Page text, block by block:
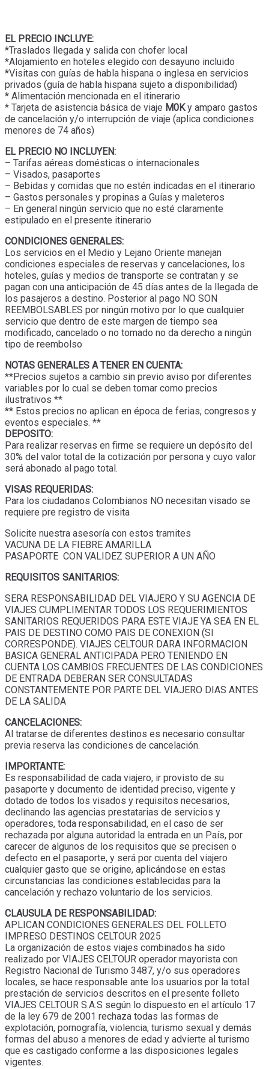
EL PRECIO INCLUYE:
*Traslados llegada y salida con chofer local
*Alojamiento en hoteles elegido con desayuno incluido
*Visitas con guías de habla hispana o inglesa en servicios
privados (guía de habla hispana sujeto a disponibilidad)
* Alimentación mencionada en el itinerario
* Tarjeta de asistencia básica de viaje M0Ky amparo gastos
de cancelación y/o interrupción de viaje (aplica condiciones
menores de 74 años)
EL PRECIO NO INCLUYEN:
– Tarifas aéreas domésticas o internacionales
– Visados, pasaportes
– Bebidas y comidas que no estén indicadas en el itinerario
– Gastos personales y propinas a Guías y maleteros
– En general ningún servicio que no esté claramente
estipulado en el presente itinerario
CONDICIONES GENERALES:
Los servicios en el Medio y Lejano Oriente manejan
condiciones especiales de reservas y cancelaciones, los
hoteles, guías y medios de transporte se contratan y se
pagan con una anticipación de 45 días antes de la llegada de
los pasajeros a destino. Posterior al pago NO SON
REEMBOLSABLES por ningún motivo por lo que cualquier
servicio que dentro de este margen de tiempo sea
modificado, cancelado o no tomado no da derecho a ningún
tipo de reembolso
NOTAS GENERALES A TENER EN CUENTA:
**Precios sujetos a cambio sin previo aviso por diferentes
variables por lo cual se deben tomar como precios
ilustrativos **
** Estos precios no aplican en época de ferias, congresos y
eventos especiales. **
DEPOSITO:
Para realizar reservas en firme se requiere un depósito del
30% del valor total de la cotización por persona y cuyo valor
será abonado al pago total.
VISAS REQUERIDAS:
Para los ciudadanos Colombianos NO necesitan visado se
requiere pre registro de visita
Solicite nuestra asesoría con estos tramites
VACUNA DE LA FIEBRE AMARILLA
PASAPORTE CON VALIDEZ SUPERIOR A UN AÑO
REQUISITOS SANITARIOS:
SERA RESPONSABILIDAD DEL VIAJERO Y SU AGENCIA DE
VIAJES CUMPLIMENTAR TODOS LOS REQUERIMIENTOS
SANITARIOS REQUERIDOS PARA ESTE VIAJE YA SEA EN EL
PAIS DE DESTINO COMO PAIS DE CONEXION (SI
CORRESPONDE). VIAJES CELTOUR DARA INFORMACION
BASICA GENERAL ANTICIPADA PERO TENIENDO EN
CUENTA LOS CAMBIOS FRECUENTES DE LAS CONDICIONES
DE ENTRADA DEBERAN SER CONSULTADAS
CONSTANTEMENTE POR PARTE DEL VIAJERO DIAS ANTES
DE LA SALIDA
CANCELACIONES:
Al tratarse de diferentes destinos es necesario consultar
previa reserva las condiciones de cancelación.
IMPORTANTE:
Es responsabilidad de cada viajero, ir provisto de su
pasaporte y documento de identidad preciso, vigente y
dotado de todos los visados y requisitos necesarios,
declinando las agencias prestatarias de servicios y
operadores, toda responsabilidad, en el caso de ser
rechazada por alguna autoridad la entrada en un País, por
carecer de algunos de los requisitos que se precisen o
defecto en el pasaporte, y será por cuenta del viajero
cualquier gasto que se origine, aplicándose en estas
circunstancias las condiciones establecidas para la
cancelación y rechazo voluntario de los servicios.
CLAUSULA DE RESPONSABILIDAD:
APLICAN CONDICIONES GENERALES DEL FOLLETO
IMPRESO DESTINOS CELTOUR 2025
La organización de estos viajes combinados ha sido
realizado por VIAJES CELTOUR operador mayorista con
Registro Nacional de Turismo 3487, y/o sus operadores
locales, se hace responsable ante los usuarios por la total
prestación de servicios descritos en el presente folleto
VIAJES CELTOUR S.A.S según lo dispuesto en el artículo 17
de la ley 679 de 2001 rechaza todas las formas de
explotación, pornografía, violencia, turismo sexual y demás
formas del abuso a menores de edad y advierte al turismo
que es castigado conforme a las disposiciones legales
vigentes.